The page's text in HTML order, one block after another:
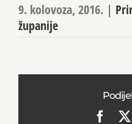
9. kolovoza, 2016. |
županije